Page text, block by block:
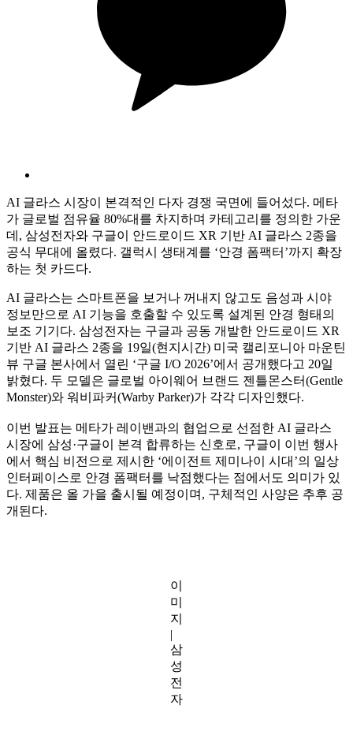
AI 글라스 시장이 본격적인 다자 경쟁 국면에 들어섰다. 메타
가 글로벌 점유율 80%대를 차지하며 카테고리를 정의한 가운
데, 삼성전자와 구글이 안드로이드 XR 기반 AI 글라스 2종을
공식 무대에 올렸다. 갤럭시 생태계를 ‘안경 폼팩터’까지 확장
하는 첫 카드다.
AI 글라스는 스마트폰을 보거나 꺼내지 않고도 음성과 시야
정보만으로 AI 기능을 호출할 수 있도록 설계된 안경 형태의
보조 기기다. 삼성전자는 구글과 공동 개발한 안드로이드 XR
기반 AI 글라스 2종을 19일(현지시간) 미국 캘리포니아 마운틴
뷰 구글 본사에서 열린 ‘구글 I/O 2026’에서 공개했다고 20일
밝혔다. 두 모델은 글로벌 아이웨어 브랜드 젠틀몬스터(Gentle
Monster)와 워비파커(Warby Parker)가 각각 디자인했다.
이번 발표는 메타가 레이밴과의 협업으로 선점한 AI 글라스
시장에 삼성·구글이 본격 합류하는 신호로, 구글이 이번 행사
에서 핵심 비전으로 제시한 ‘에이전트 제미나이 시대’의 일상
인터페이스로 안경 폼팩터를 낙점했다는 점에서도 의미가 있
다. 제품은 올 가을 출시될 예정이며, 구체적인 사양은 추후 공
개된다.
이
미
지
|
삼
성
전
자